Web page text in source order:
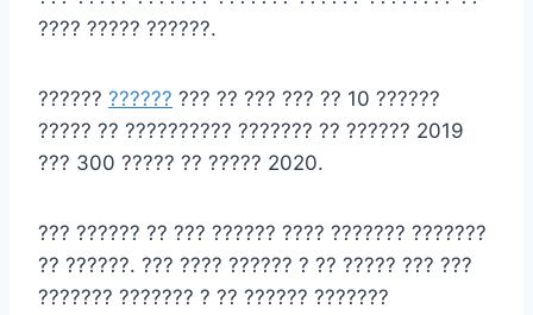
???? ????? ??????.
?????? ?????? ??? ?? ??? ??? ?? 10 ??????
????? ?? ?????????? ??????? ?? ?????? 2019
??? 300 ????? ?? ????? 2020.
??? ?????? ?? ??? ?????? ???? ??????? ???????
?? ??????. ??? ???? ?????? ? ?? ????? ??? ???
??????? ??????? ? ?? ?????? ???????